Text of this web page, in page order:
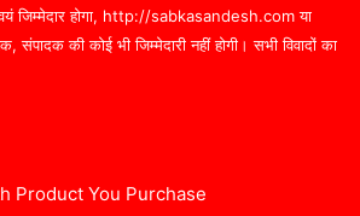
जिम्मेदार होगा, http://sabkasandesh.com या
की कोई भी जिम्मेदारी नहीं होगी। सभी विवादों का
Product You Purchase